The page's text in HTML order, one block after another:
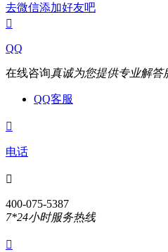
去微信添加好友吧

QQ
在线咨询真诚为您提供专业解答
QQ客服

电话

400-075-5387
7*24小时服务热线
